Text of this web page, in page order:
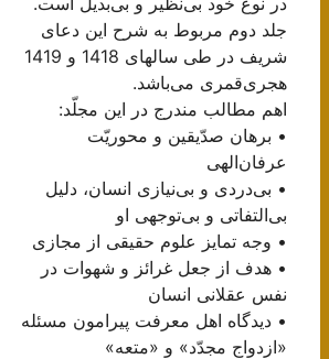
جلد دوم مربوط به شرح این دعای
شریف در طی سالهای 1418 و 1419
هجری‌قمری می‌باشد.
اهم مطالب مندرج در این مجلّد:
• برهان صدّیقین و محوریّت
عرفان‌الهی
• بی‌دردی و بی‌‌نیازی انسان، دلیل
بی‌التفاتی و بی‌توجهی او
• وجه تمایز علوم حقیقی از مجازی
• هدف از جعل غرائز و شهوات در
نفس عقلانی انسان
• دیدگاه اهل معرفت پیرامون مسئله
«ازدواج مجدّد» و «متعه»